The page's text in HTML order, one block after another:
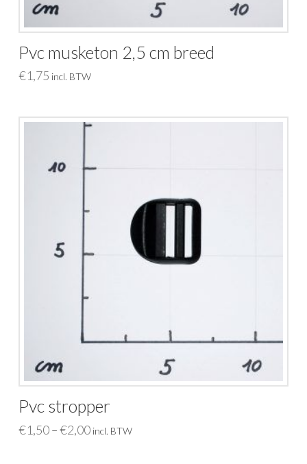
Pvc musketon 2,5 cm breed
€1,75 incl. BTW
Pvc stropper
€1,50–€2,00 incl. BTW